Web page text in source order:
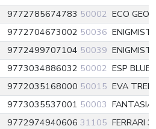
9772785674783 50002 ECO GEO
9772704673002 50036
9772499707104 50039
9773034886032 50002 ESP
9772035168000 50015 EVA
9773035537001 50003
9772974940606 31105 FERRARI